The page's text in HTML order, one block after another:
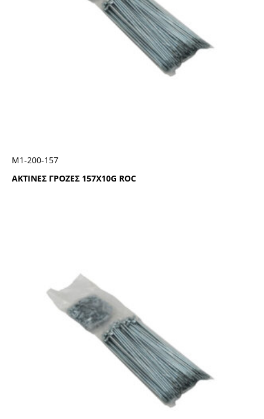
ΑΚΤΙΝΕΣ ΓΡΟΖΕΣ 157Χ10G ROC
Μ1-200-157